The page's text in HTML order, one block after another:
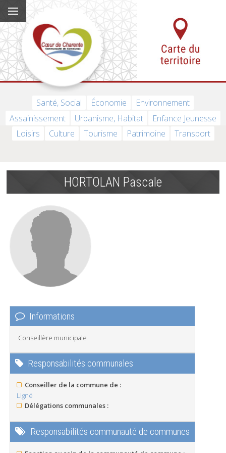
Santé, Social Économie
Environnement
Assainissement
Urbanisme, Habitat
Enfance Jeunesse
Loisirs
Culture Tourisme Patrimoine Transport
HORTOLAN Pascale
Informations
Conseillère municipale
Responsabilités communales
Conseiller de la commune de :
Ligné
Délégations communales :
Responsabilités communauté de communes